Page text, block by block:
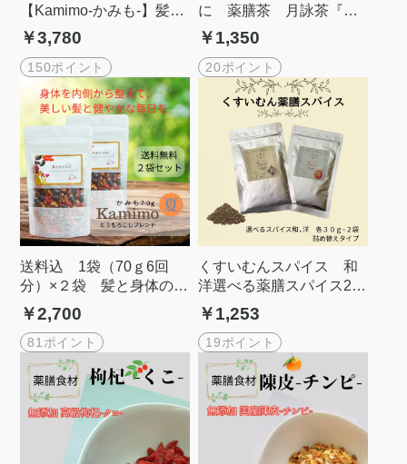
【Kamimo-かみも-】髪と
からだの為の薬膳茶(大
袋） 季節のフレーバー
￥3,780
150ポイント
に 薬膳茶 月詠茶『つ
きよみちゃ』
￥1,350
20ポイント
送料込 1袋（70ｇ6回
分）×２袋 髪と身体の為
のオリジナルブレンド
茶 Kamimo夏 かみも
夏 薬膳茶
￥2,700
81ポイント
くすいむんスパイス 和
洋選べる薬膳スパイス2個
セット 詰め替えタイプ
￥1,253
19ポイント